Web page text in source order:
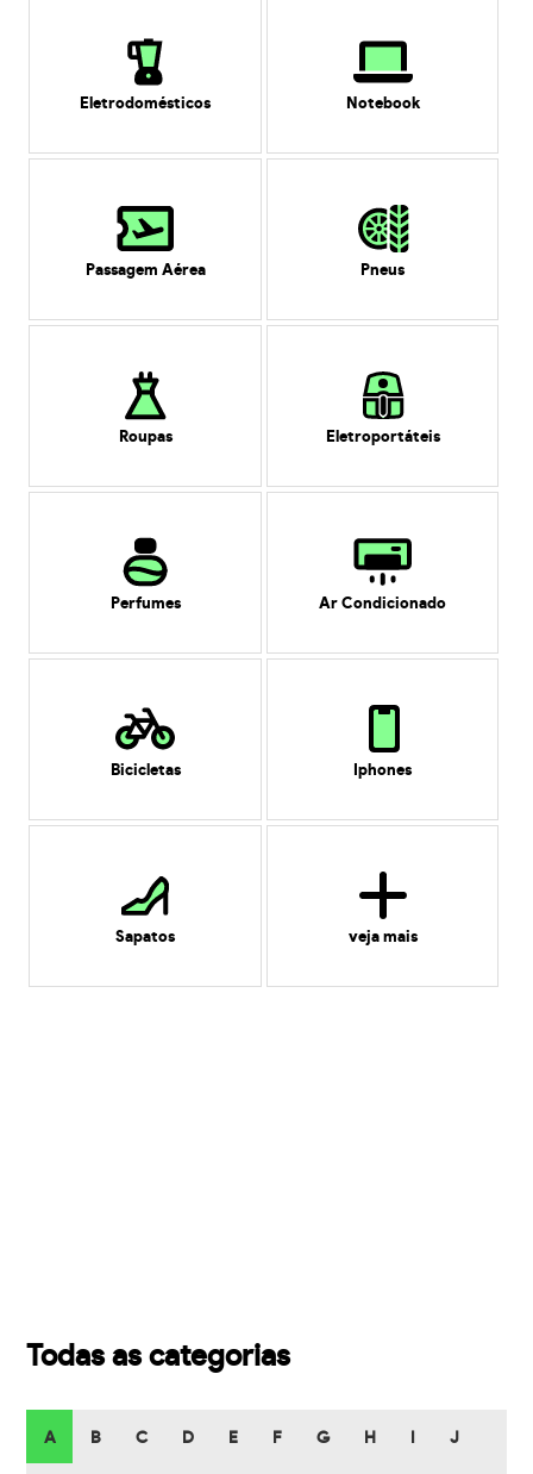
Eletrodomésticos Notebook
Passagem Aérea Pneus
Roupas Eletroportáteis
Perfumes Ar Condicionado
Bicicletas Iphones
Sapatos veja mais
Todas as categorias
A B C D E F G H J